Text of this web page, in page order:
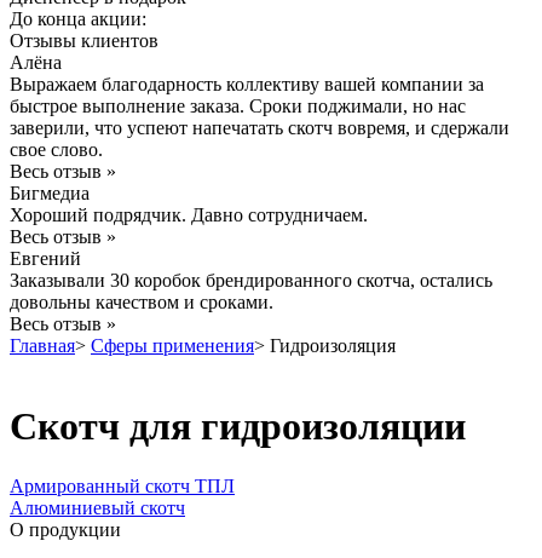
До конца акции:
Отзывы клиентов
Алёна
Выражаем благодарность коллективу вашей компании за
быстрое выполнение заказа. Сроки поджимали, но нас
заверили, что успеют напечатать скотч вовремя, и сдержали
свое слово.
Весь отзыв »
Бигмедиа
Хороший подрядчик. Давно сотрудничаем.
Весь отзыв »
Евгений
Заказывали 30 коробок брендированного скотча, остались
довольны качеством и сроками.
Весь отзыв »
Главная> Сферы применения> Гидроизоляция
Скотч для гидроизоляции
Армированный скотч ТПЛ
Алюминиевый скотч
О продукции